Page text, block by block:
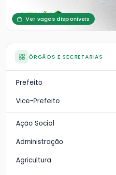
Ver vagas disponíveis
ÓRGÃOS E SECRETARIAS
Prefeito
Vice-Prefeito
Ação Social
Administração
Agricultura